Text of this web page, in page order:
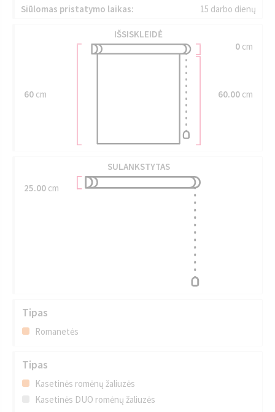
Siūlomas pristatymo laikas: 15 darbo dienų
IŠSISKLEIDĖ
60 cm
0cm
60.00cm
SULANKSTYTAS
25.00 cm
Tipas
Romanetės
Tipas
Kasetinės romėnų žaliuzės
Kasetinės DUO romėnų žaliuzės